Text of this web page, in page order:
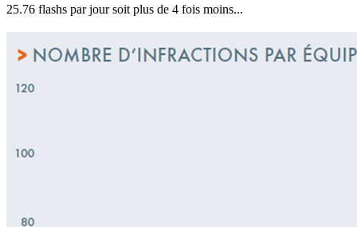
25.76 flashs par jour soit plus de 4 fois moins...